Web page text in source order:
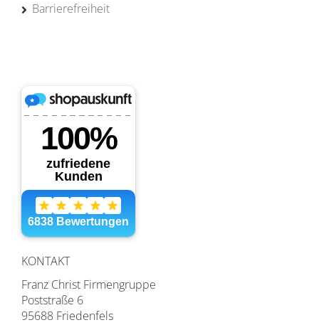
Barrierefreiheit
KONTAKT
Franz Christ Firmengruppe
Poststraße 6
95688 Friedenfels